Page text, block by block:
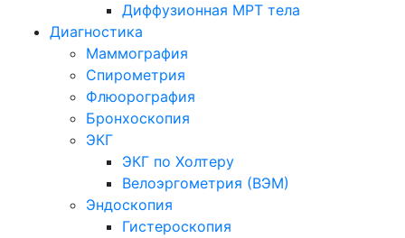
Диффузионная МРТ тела
Диагностика
Маммография
Спирометрия
Флюорография
Бронхоскопия
ЭКГ
ЭКГ по Холтеру
Велоэргометрия (ВЭМ)
Эндоскопия
Гистероскопия